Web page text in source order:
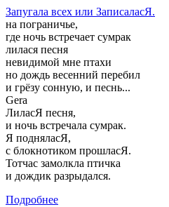
Запугала всех или ЗаписаласЯ.
на пограничье,
где ночь встречает сумрак
лилася песня
невидимой мне птахи
но дождь весенний перебил
и грёзу сонную, и песнь...
Gera
ЛиласЯ песня,
и ночь встречала сумрак.
Я подняласЯ,
с блокнотиком прошласЯ.
Тотчас замолкла птичка
и дождик разрыдался.
Подробнее